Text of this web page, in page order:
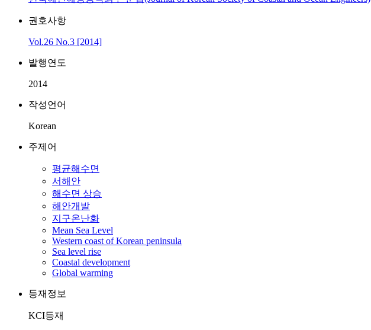
권호사항
Vol.26 No.3 [2014]
발행연도
2014
작성언어
Korean
주제어
평균해수면
서해안
해수면 상승
해안개발
지구온난화
Mean Sea Level
Western coast of Korean peninsula
Sea level rise
Coastal development
Global warming
등재정보
KCI등재